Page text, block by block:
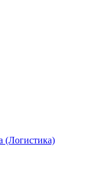
(Логистика)